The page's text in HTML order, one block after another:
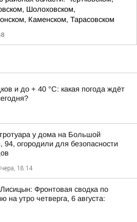
Шолоховском,
Каменском, Тарасовском
и до + 40 °С: какая погода ждёт
у дома на Большой
94, огородили для безопасности
18:14
Фронтовая сводка по
на утро четверга, 6 августа: